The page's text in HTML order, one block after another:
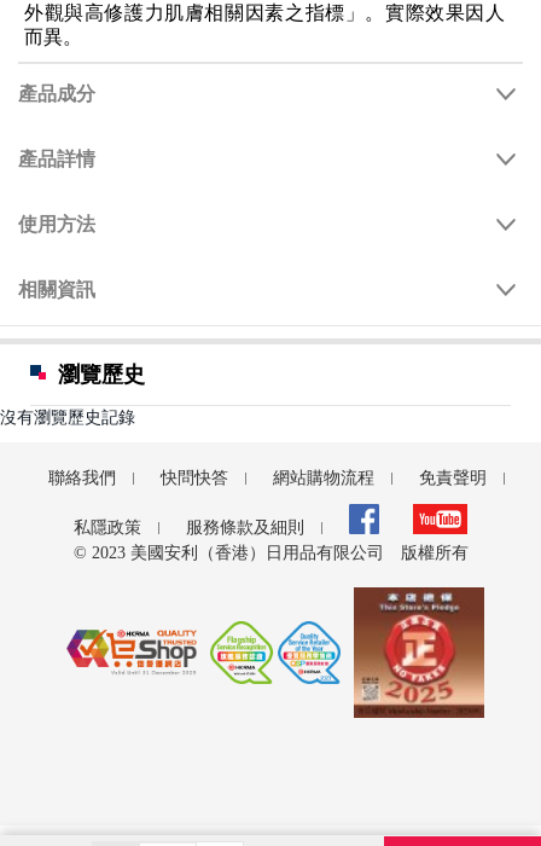
外觀與高修護力肌膚相關因素之指標」。實際效果因人
而異。
產品成分
產品詳情
使用方法
相關資訊
瀏覽歷史
沒有瀏覽歷史記錄
聯絡我們 快問快答 網站購物流程 免責聲明
私隱政策
服務條款及細則
© 2023 美國安利（香港）日用品有限公司 版權所有